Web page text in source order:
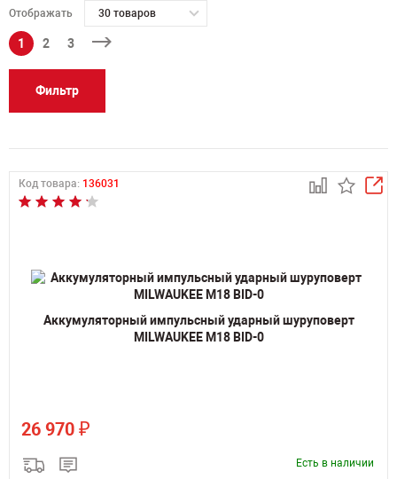
Отображать 30 товаров
1 2 3
Фильтр
Код товара: 136031
Аккумуляторный импульсный ударный шуруповерт
MILWAUKEE M18 BID-0
26 970 ₽
Есть в наличии